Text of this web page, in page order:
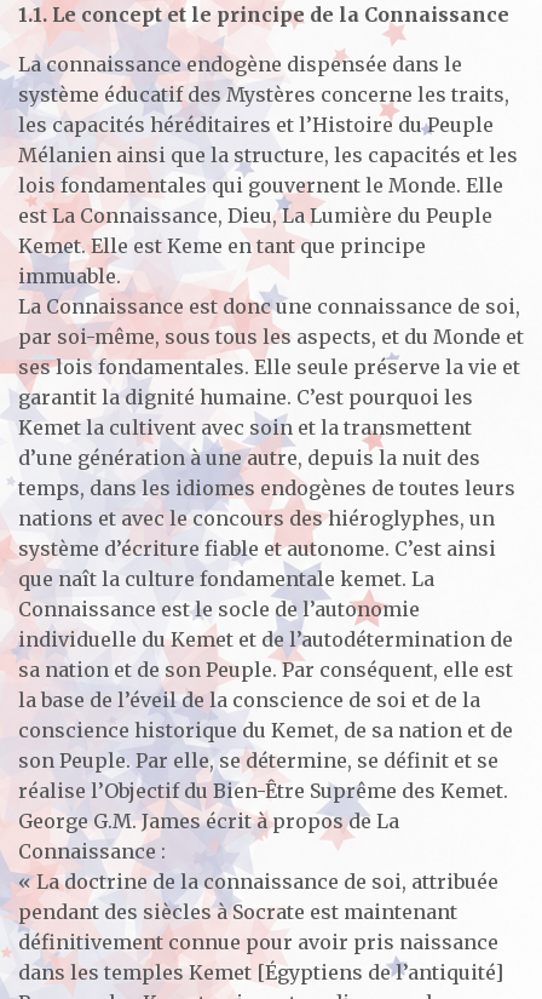
1.1. Le concept et le principe de la Connaissance
La connaissance endogène dispensée dans le
système éducatif des Mystères concerne les traits,
les capacités héréditaires et l’Histoire du Peuple
Mélanien ainsi que la structure, les capacités et les
lois fondamentales qui gouvernent le Monde. Elle
est La Connaissance, Dieu, La Lumière du Peuple
Kemet. Elle est Keme en tant que principe
immuable.
La Connaissance est donc une connaissance de soi,
par soi-même, sous tous les aspects, et du Monde et
ses lois fondamentales. Elle seule préserve la vie et
garantit la dignité humaine. C’est pourquoi les
Kemet la cultivent avec soin et la transmettent
d’une génération à une autre, depuis la nuit des
temps, dans les idiomes endogènes de toutes leurs
nations et avec le concours des hiéroglyphes, un
système d’écriture fiable et autonome. C’est ainsi
que naît la culture fondamentale kemet. La
Connaissance est le socle de l’autonomie
individuelle du Kemet et de l’autodétermination de
sa nation et de son Peuple. Par conséquent, elle est
la base de l’éveil de la conscience de soi et de la
conscience historique du Kemet, de sa nation et de
son Peuple. Par elle, se détermine, se définit et se
réalise l’Objectif du Bien-Être Suprême des Kemet.
George G.M. James écrit à propos de La
Connaissance :
« La doctrine de la connaissance de soi, attribuée
pendant des siècles à Socrate est maintenant
définitivement connue pour avoir pris naissance
dans les temples Kemet [Égyptiens de l’antiquité]